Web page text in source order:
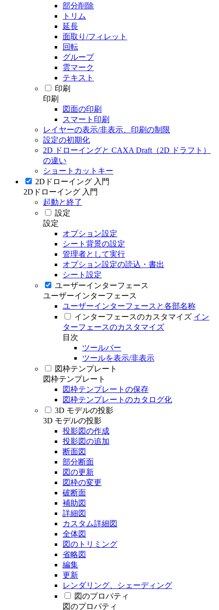
部分削除
トリム
延長
面取り/フィレット
回転
グループ
雲マーク
テキスト
印刷
印刷
図面の印刷
スマート印刷
レイヤーの表示/非表示、印刷の制限
設定の初期化
2D ドローイングと CAXA Draft（2D ドラフト）
の違い
ショートカットキー
2Dドローイング 入門
2Dドローイング 入門
起動と終了
設定
設定
オプション設定
シート背景の設定
管理者として実行
オプション設定の読込・書出
シート設定
ユーザーインターフェース
ユーザーインターフェース
ユーザーインターフェースと各部名称
インターフェースのカスタマイズ イン
ターフェースのカスタマイズ
目次
ツールバー
ツールを表示/非表示
図枠テンプレート
図枠テンプレート
図枠テンプレートの保存
図枠テンプレートのカタログ化
3D モデルの投影
3D モデルの投影
投影図の作成
投影図の追加
断面図
部分断面
図の更新
図枠の変更
破断面
補助図
詳細図
カスタム詳細図
全体図
図のトリミング
省略図
編集
更新
レンダリング、シェーディング
図のプロパティ
図のプロパティ